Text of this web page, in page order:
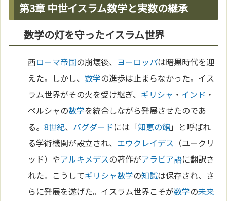
第3章 中世イスラム数学と実数の継承
数学の灯を守ったイスラム世界
西ローマ帝国の崩壊後、 ヨーロッパは暗黒時代を迎
えた。しかし、数学の進歩は止まらなかった。イス
ラム世界がその火を受け継ぎ、 ギリシャ ・ インド ・
ペルシャの数学を統合しながら発展させたのであ
る。8世紀、 バグダードには「知恵の館」と呼ばれ
る学術機関が設立され、 エウクレイデス （ユークリ
ッド）やアルキメデスの著作がアラビア語に翻訳さ
れた。こうしてギリシャ数学の知識は保存され、さ
らに発展を遂げた。イスラム世界こそが数学の未来